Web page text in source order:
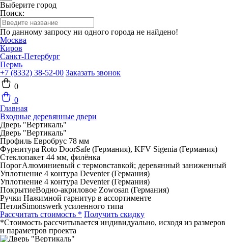
Выберите город
Поиск:
По данному запросу ни одного города не найдено!
Москва
Киров
Санкт-Петербург
Пермь
+7 (8332) 38-52-00 Заказать звонок
0
0
Главная
Входные деревянные двери
Дверь "Вертикаль"
Дверь "Вертикаль"
Профиль Евробрус 78 мм
Фурнитура Roto DoorSafe (Германия), KFV Sigenia (Германия)
Стеклопакет 44 мм, филёнка
ПорогАлюминиевый с термовставкой; деревянный заниженный
Уплотнение 4 контура Deventer (Германия)
Уплотнение 4 контура Deventer (Германия)
ПокрытиеВодно-акриловое Zowosan (Германия)
Ручки Нажимной гарнитур в ассортименте
ПетлиSimonswerk усиленного типа
Рассчитать стоимость * Получить скидку
*Стоимость рассчитывается индивидуально, исходя из размеров
и параметров проекта